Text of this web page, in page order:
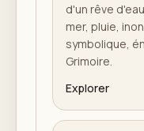
d'un rêve
mer, pluie,
symbolique,
Grimoire.
Explorer